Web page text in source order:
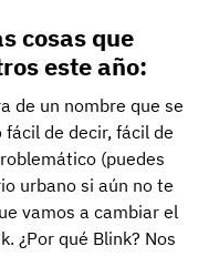
cosas que
este año:
de un nombre que se
de decir, fácil de
(puedes
urbano si aún no te
vamos a cambiar el
¿Por qué Blink? Nos